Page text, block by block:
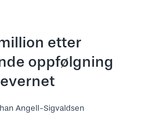
etter
oppfølgning
Angell-Sigvaldsen